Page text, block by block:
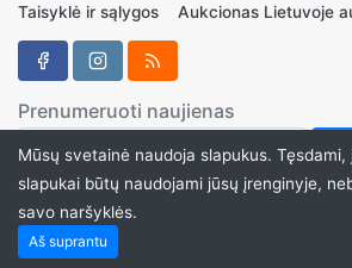
Taisyklė ir sąlygos Aukcionas Lietuvoje
Prenumeruoti naujienas
Mūsų svetainė naudoja slapukus.
slapukai būtų naudojami jūsų įrenginyje,
savo naršyklės.
Aš suprantu